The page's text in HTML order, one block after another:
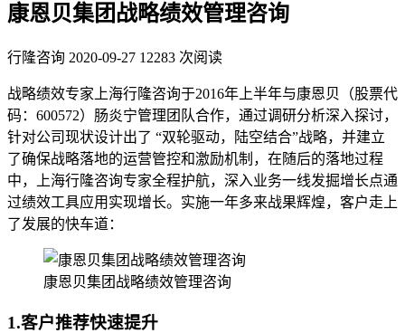
康恩贝集团战略绩效管理咨询
行隆咨询 2020-09-27 12283 次阅读
战略绩效专家上海行隆咨询于2016年上半年与康恩贝（股票代
码：600572）肠炎宁管理团队合作，通过调研分析深入探讨，
针对公司现状设计出了 “双轮驱动，陆空结合”战略，并建立
了确保战略落地的运营管控和激励机制，在随后的落地过程
中，上海行隆咨询专家全程护航，深入业务一线发掘增长点通
过绩效工具应用实现增长。实施一年多来战果辉煌，客户走上
了发展的快车道：
康恩贝集团战略绩效管理咨询
1.客户推荐快速提升